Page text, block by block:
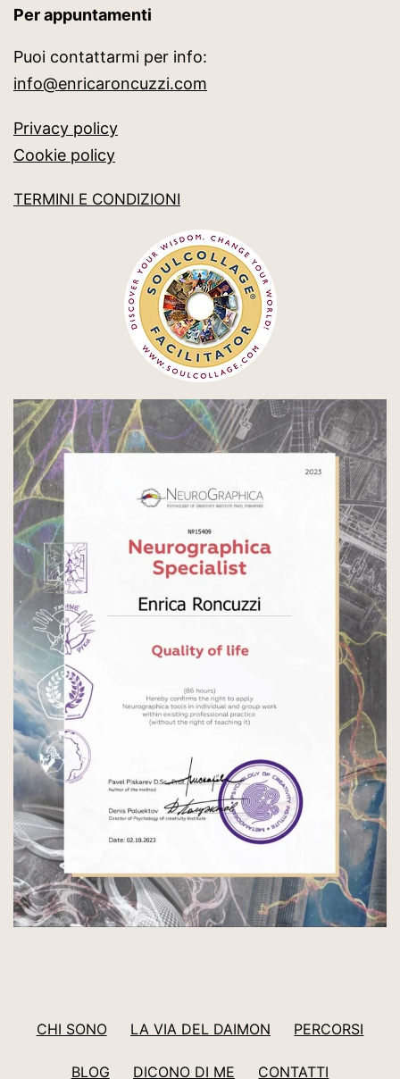
Per appuntamenti
Puoi contattarmi per info:
info@enricaroncuzzi.com
Privacy policy
Cookie policy
TERMINI E CONDIZIONI
CHI SONO LA VIA DEL DAIMON PERCORSI
BLOG DICONO DI ME CONTATTI